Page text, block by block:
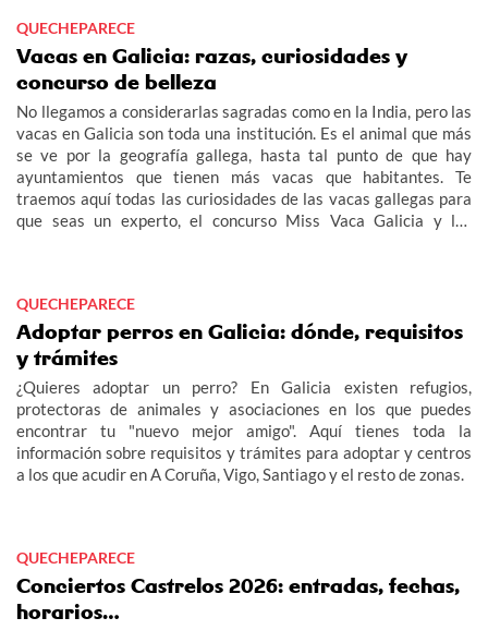
QUECHEPARECE
Vacas en Galicia: razas, curiosidades y
concurso de belleza
No llegamos a considerarlas sagradas como en la India, pero las
vacas en Galicia son toda una institución. Es el animal que más
se ve por la geografía gallega, hasta tal punto de que hay
ayuntamientos que tienen más vacas que habitantes. Te
traemos aquí todas las curiosidades de las vacas gallegas para
que seas un experto, el concurso Miss Vaca Galicia y las
QUECHEPARECE
Adoptar perros en Galicia: dónde, requisitos
y trámites
¿Quieres adoptar un perro? En Galicia existen refugios,
protectoras de animales y asociaciones en los que puedes
encontrar tu "nuevo mejor amigo". Aquí tienes toda la
información sobre requisitos y trámites para adoptar y centros
a los que acudir en A Coruña, Vigo, Santiago y el resto de zonas.
QUECHEPARECE
Conciertos Castrelos 2026: entradas, fechas,
horarios…